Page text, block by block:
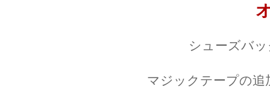
シューズバ
マジックテープの